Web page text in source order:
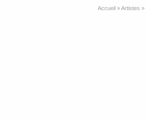
Accueil »Artistes »